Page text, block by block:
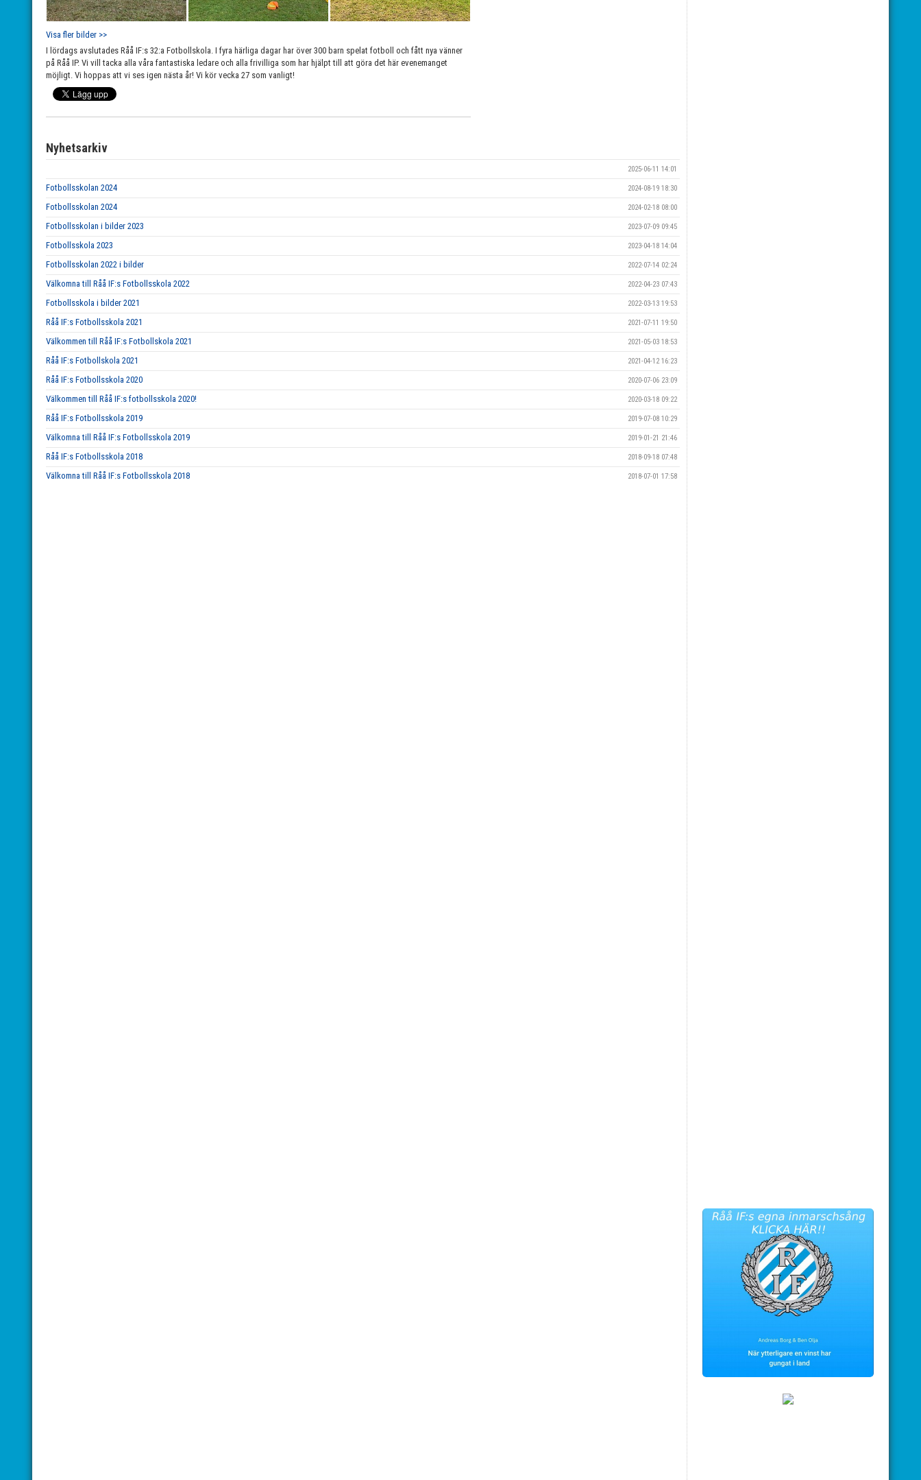
Visa fler bilder >>
I lördags avslutades Råå IF:s 32:a Fotbollskola. I fyra härliga dagar har över 300 barn spelat fotboll och fått nya vänner
på Råå IP. Vi vill tacka alla våra fantastiska ledare och alla frivilliga som har hjälpt till att göra det här evenemanget
möjligt. Vi hoppas att vi ses igen nästa år! Vi kör vecka 27 som vanligt!
Nyhetsarkiv
2025-06-11 14:01
Fotbollsskolan 2024 2024-08-19 18:30
Fotbollsskolan 2024 2024-02-18 08:00
Fotbollsskolan i bilder 2023 2023-07-09 09:45
Fotbollsskola 2023 2023-04-18 14:04
Fotbollsskolan 2022 i bilder 2022-07-14 02:24
Välkomna till Råå IF:s Fotbollsskola 2022 2022-04-23 07:43
Fotbollsskola i bilder 2021 2022-03-13 19:53
Råå IF:s Fotbollsskola 2021 2021-07-11 19:50
Välkommen till Råå IF:s Fotbollskola 2021 2021-05-03 18:53
Råå IF:s Fotbollskola 2021 2021-04-12 16:23
Råå IF:s Fotbollsskola 2020 2020-07-06 23:09
Välkommen till Råå IF:s fotbollsskola 2020! 2020-03-18 09:22
Råå IF:s Fotbollsskola 2019 2019-07-08 10:29
Välkomna till Råå IF:s Fotbollsskola 2019 2019-01-21 21:46
Råå IF:s Fotbollsskola 2018 2018-09-18 07:48
Välkomna till Råå IF:s Fotbollsskola 2018 2018-07-01 17:58